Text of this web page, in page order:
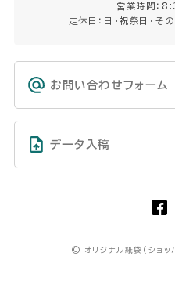
営業時間：
定休日：日・祝祭日・そ
お問い合わせフォーム
データ入稿
© オリジナル紙袋(ショ